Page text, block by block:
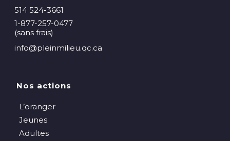
514 524-3661
1-877-257-0477
(sans frais)
info@pleinmilieu.qc.ca
Nos actions
L’oranger
Jeunes
Adultes